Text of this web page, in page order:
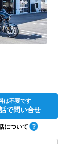
は不要です
で問い合せ
について